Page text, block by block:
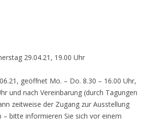
29.04.21, 19.00 Uhr
geöffnet Mo. – Do. 8.30 – 16.00 Uhr,
und nach Vereinbarung (durch Tagungen
zeitweise der Zugang zur Ausstellung
– bitte informieren Sie sich vor einem